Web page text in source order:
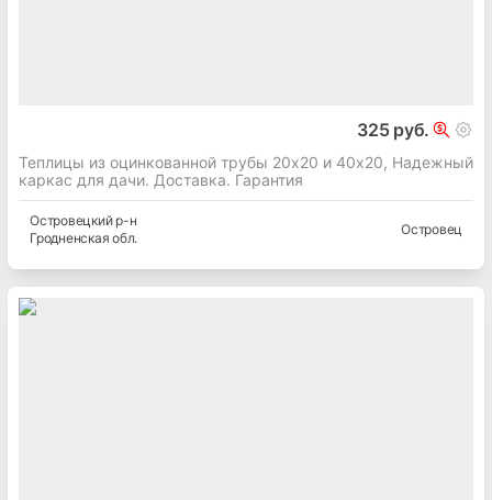
325 руб.
Теплицы из оцинкованной трубы 20х20 и 40х20, Надежный
каркас для дачи. Доставка. Гарантия
Островецкийр-н
Гродненская обл.
Островец